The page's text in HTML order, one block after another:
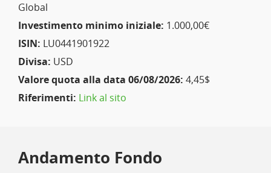
Global
Investimento minimo iniziale: 1.000,00€
ISIN: LU0441901922
Divisa: USD
Valore quota alla data 06/08/2026: 4,45$
Riferimenti: Link al sito
Andamento Fondo